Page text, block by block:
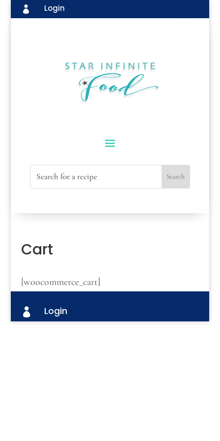
 Login
Cart
[woocommerce_cart]
 Login